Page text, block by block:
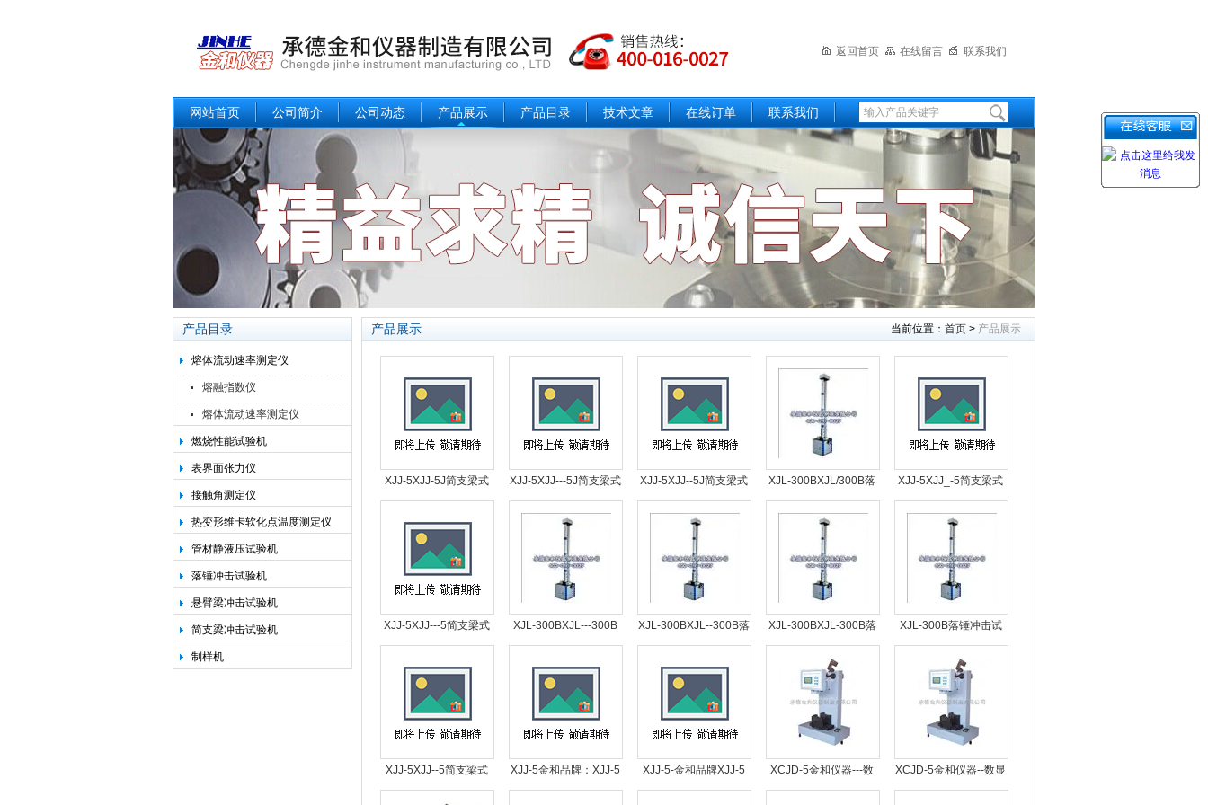
返回首页 在线留言 联系我们
网站首页 公司简介 公司动态 产品展示 产品目录 技术文章 在线订单 联系我们
产品目录
熔体流动速率测定仪
熔融指数仪
熔体流动速率测定仪
燃烧性能试验机
表界面张力仪
接触角测定仪
热变形维卡软化点温度测定仪
管材静液压试验机
落锤冲击试验机
悬臂梁冲击试验机
简支梁冲击试验机
制样机
产品展示 当前位置： 首页 > 产品展示
XJJ-5XJJ-5J简支梁式
冲击试验机、 表盘式非
金属材料耐冲击测试
XJJ-5XJJ---5J简支梁式
冲击试验机、 表盘式非
金属材料耐冲击测试
XJJ-5XJJ--5J简支梁式
冲击试验机、 表盘式非
金属材料耐冲击测试
XJL-300BXJL/300B落
锤冲击试验机
XJJ-5XJJ_-5简支梁式
冲击试验机、 表盘式非
金属材料耐冲击测试
XJJ-5XJJ---5简支梁式
冲击试验机、 表盘式非
金属材料耐冲击测试
XJL-300BXJL---300B
落锤冲击试验机
XJL-300BXJL--300B落
锤冲击试验机
XJL-300BXJL-300B落
锤冲击试验机
XJL-300B落锤冲击试
验机
XJJ-5XJJ--5简支梁式
冲击试验机、 表盘式非
XJJ-5金和品牌：XJJ-5
简支梁式冲击试验机 表
XJJ-5-金和品牌XJJ-5
简支梁式冲击试验机 表
XCJD-5金和仪器---数
显式简支梁冲击试验机
XCJD-5金和仪器--数显
式简支梁冲击试验机